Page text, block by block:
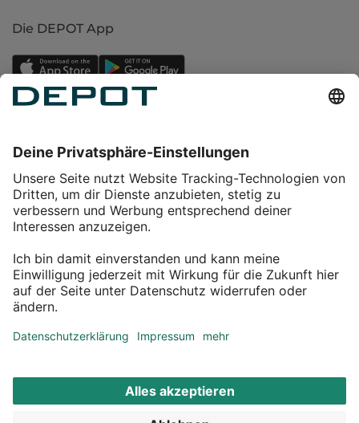
Die DEPOT App
Service
Über DEPOT
Kontakt
Aktionsbedingungen